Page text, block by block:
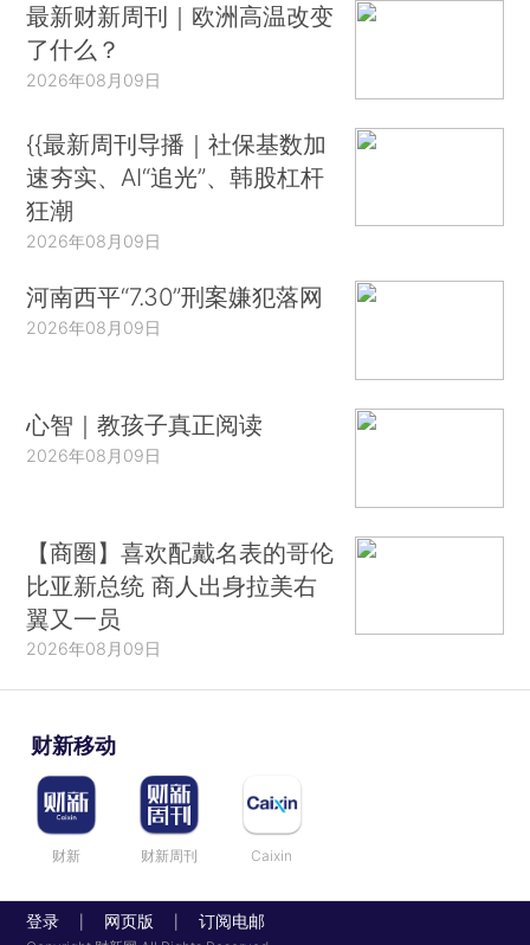
最新财新周刊｜欧洲高温改变
了什么？
2026年08月09日
{{最新周刊导播｜社保基数加
速夯实、AI“追光”、韩股杠杆
狂潮
2026年08月09日
河南西平“7.30”刑案嫌犯落网
2026年08月09日
心智｜教孩子真正阅读
2026年08月09日
【商圈】喜欢配戴名表的哥伦
比亚新总统 商人出身拉美右
翼又一员
2026年08月09日
财新移动
财新 财新周刊 Caixin
登录 网页版 订阅电邮